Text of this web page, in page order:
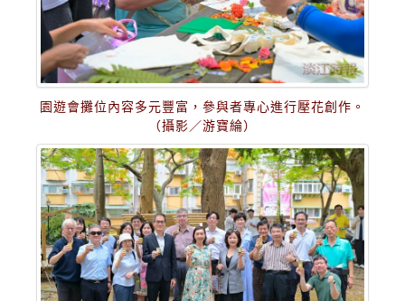
園遊會攤位內容多元豐富，參與者專心進行壓花創作。
（攝影／游寶綸）